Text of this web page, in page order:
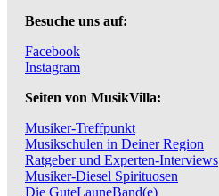
Besuche uns auf:
Facebook
Instagram
Seiten von MusikVilla:
Musiker-Treffpunkt
Musikschulen in Deiner Region
Ratgeber und Experten-Interviews
Musiker-Diesel Spirituosen
Die GuteLauneBand(e)